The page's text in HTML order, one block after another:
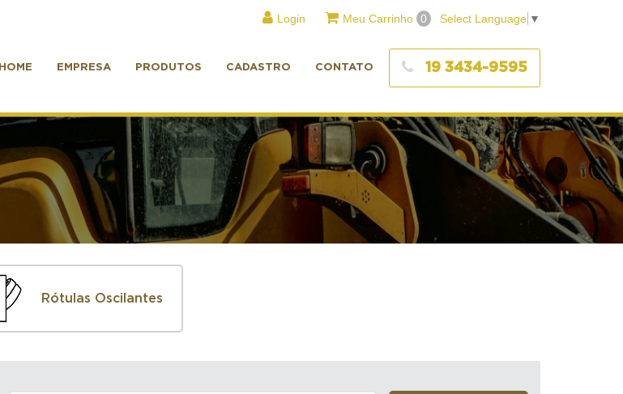
Login Meu Carrinho 0 Select Language ▼
HOME EMPRESA PRODUTOS CADASTRO CONTATO 19 3434-9595
Rótulas Oscilantes